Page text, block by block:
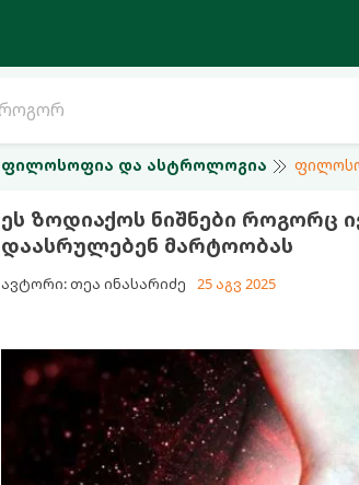
ფილოსოფია და ასტროლოგია
ეს ზოდიაქოს ნიშნები როგორც
დაასრულებენ მარტოობას
ავტორი: თეა ინასარიძე 25 აგვ 2025